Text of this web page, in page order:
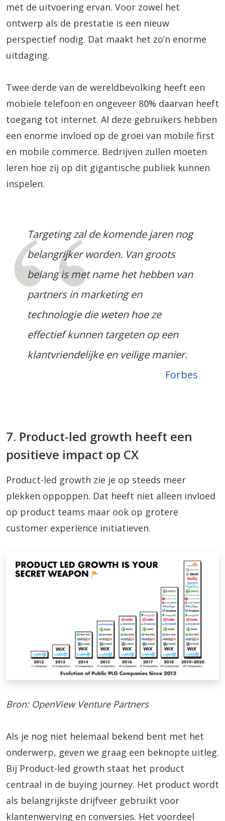
met de uitvoering ervan. Voor zowel het
ontwerp als de prestatie is een nieuw
perspectief nodig. Dat maakt het zo’n enorme
uitdaging.
Twee derde van de wereldbevolking heeft een
mobiele telefoon en ongeveer 80% daarvan heeft
toegang tot internet. Al deze gebruikers hebben
een enorme invloed op de groei van mobile first
en mobile commerce. Bedrijven zullen moeten
leren hoe zij op dit gigantische publiek kunnen
inspelen.
Targeting zal de komende jaren nog
belangrijker worden. Van groots
belang is met name het hebben van
partners in marketing en
technologie die weten hoe ze
effectief kunnen targeten op een
klantvriendelijke en veilige manier.
Forbes
7. Product-led growth heeft een
positieve impact op CX
Product-led growth zie je op steeds meer
plekken oppoppen. Dat heeft niet alleen invloed
op product teams maar ook op grotere
customer experience initiatieven.
Bron: OpenView Venture Partners
Als je nog niet helemaal bekend bent met het
onderwerp, geven we graag een beknopte uitleg.
Bij Product-led growth staat het product
centraal in de buying journey. Het product wordt
als belangrijkste drijfveer gebruikt voor
klantenwerving en conversies. Het voordeel